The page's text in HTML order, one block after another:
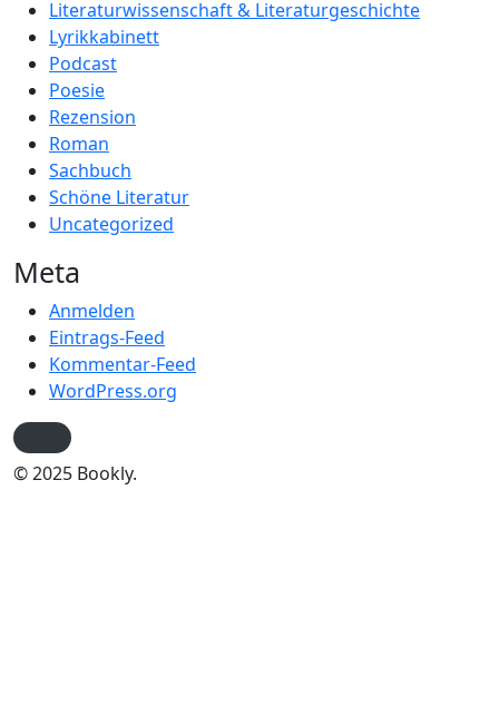
Literaturwissenschaft & Literaturgeschichte
Lyrikkabinett
Podcast
Poesie
Rezension
Roman
Sachbuch
Schöne Literatur
Uncategorized
Meta
Anmelden
Eintrags-Feed
Kommentar-Feed
WordPress.org
© 2025 Bookly.